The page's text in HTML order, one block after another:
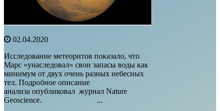
02.04.2020
Исследование метеоритов показало, что
Марс «унаследовал» свои запасы воды как
минимум от двух очень разных небесных
тел. Подробное описание
анализа опубликовал журнал Nature
Geoscience. ...